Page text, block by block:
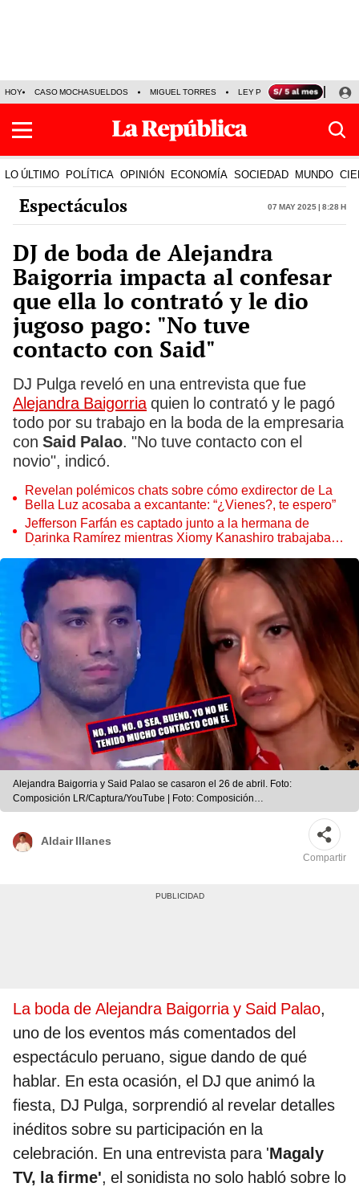
HOY CASO MOCHASUELDOS MIGUEL TORRES LEY PULPÍN PRECIO DEL
LO ÚLTIMO POLÍTICA OPINIÓN ECONOMÍA SOCIEDAD MUNDO
Espectáculos 07 May 2025 | 8:28 h
DJ de boda de Alejandra
Baigorria impacta al confesar
que ella lo contrató y le dio
jugoso pago: "No tuve
contacto con Said"
DJ Pulga reveló en una entrevista que fue
Alejandra Baigorriaquien lo contrató y le pagó
todo por su trabajo en la boda de la empresaria
con Said Palao. "No tuve contacto con el
novio", indicó.
Revelan polémicos chats sobre cómo exdirector de La
Bella Luz acosaba a excantante: “¿Vienes?, te espero”
Jefferson Farfán es captado junto a la hermana de
Darinka Ramírez mientras Xiomy Kanashiro trabajaba:
Alejandra Baigorria y Said Palao se casaron el 26 de abril. Foto:
Composición LR/Captura/YouTube | Foto: Composición
LR/Captura/YouTube
Aldair Illanes
Compartir
La boda de Alejandra Baigorria y Said Palao,
uno de los eventos más comentados del
espectáculo peruano, sigue dando de qué
hablar. En esta ocasión, el DJ que animó la
fiesta, DJ Pulga, sorprendió al revelar detalles
inéditos sobre su participación en la
celebración. En una entrevista para 'Magaly
TV, la firme', el sonidista no solo habló sobre lo